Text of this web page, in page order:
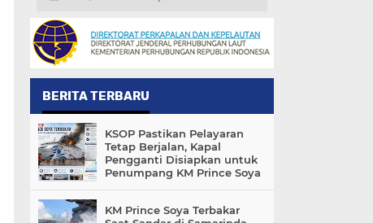
BERITA TERBARU
KSOP Pastikan Pelayaran
Tetap Berjalan, Kapal
Pengganti Disiapkan untuk
Penumpang KM Prince Soya
KM Prince Soya Terbakar